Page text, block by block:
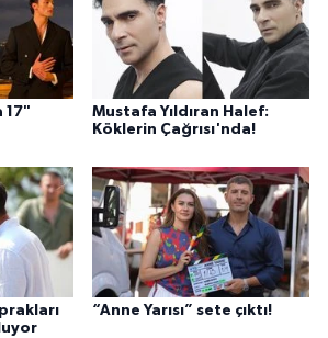
17"
Mustafa Yıldıran Halef:
Köklerin Çağrısı'nda!
“Anne Yarısı” sete çıktı!